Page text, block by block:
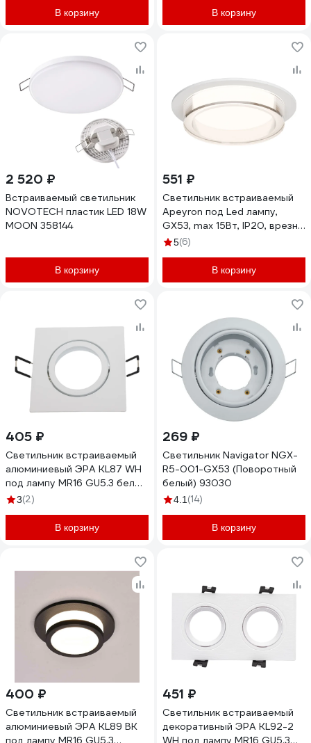
В корзину
SF53LDEFBВ корзину
2 520 ₽
Встраиваемый светильник
NOVOTECH пластик LED 18W
MOON 358144
В корзину
551 ₽
Светильник встраиваемый
Apeyron под Led лампу,
GX53, max 15Вт, IP20, врезн.
отв. 95мм, белый, алюминий
5(6)
В корзину
405 ₽
Светильник встраиваемый
алюминиевый ЭРА KL87 WH
под лампу MR16 GU5.3 белый
Б0054352
3(2)
В корзину
269 ₽
Светильник Navigator NGX-
R5-001-GX53 (Поворотный
белый) 93030
4.1 (14)
В корзину
400 ₽
Светильник встраиваемый
алюминиевый ЭРА KL89 BK
под лампу MR16 GU5.3
451 ₽
Светильник встраиваемый
декоративный ЭРА KL92-2
WH под лампу MR16 GU5.3